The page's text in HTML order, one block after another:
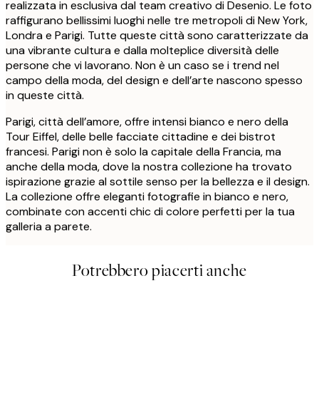
realizzata in esclusiva dal team creativo di Desenio. Le foto
raffigurano bellissimi luoghi nelle tre metropoli di New York,
Londra e Parigi. Tutte queste città sono caratterizzate da
una vibrante cultura e dalla molteplice diversità delle
persone che vi lavorano. Non è un caso se i trend nel
campo della moda, del design e dell’arte nascono spesso
in queste città.
Parigi, città dell’amore, offre intensi bianco e nero della
Tour Eiffel, delle belle facciate cittadine e dei bistrot
francesi. Parigi non è solo la capitale della Francia, ma
anche della moda, dove la nostra collezione ha trovato
ispirazione grazie al sottile senso per la bellezza e il design.
La collezione offre eleganti fotografie in bianco e nero,
combinate con accenti chic di colore perfetti per la tua
galleria a parete.
Potrebbero piacerti anche